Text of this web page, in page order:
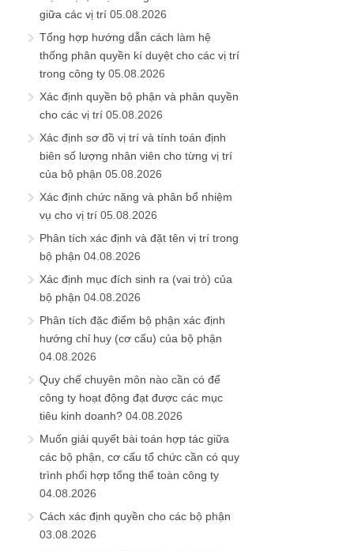
giữa các vị trí 05.08.2026
Tổng hợp hướng dẫn cách làm hệ
thống phân quyền kí duyệt cho các vị trí
trong công ty 05.08.2026
Xác định quyền bộ phận và phân quyền
cho các vị trí 05.08.2026
Xác định sơ đồ vị trí và tính toán định
biên số lượng nhân viên cho từng vị trí
của bộ phận 05.08.2026
Xác định chức năng và phân bổ nhiệm
vụ cho vị trí 05.08.2026
Phân tích xác định và đặt tên vị trí trong
bộ phận 04.08.2026
Xác định mục đích sinh ra (vai trò) của
bộ phận 04.08.2026
Phân tích đặc điểm bộ phận xác định
hướng chỉ huy (cơ cấu) của bộ phận
04.08.2026
Quy chế chuyên môn nào cần có để
công ty hoạt động đạt được các mục
tiêu kinh doanh? 04.08.2026
Muốn giải quyết bài toán hợp tác giữa
các bộ phận, cơ cấu tổ chức cần có quy
trình phối hợp tổng thể toàn công ty
04.08.2026
Cách xác định quyền cho các bộ phận
03.08.2026